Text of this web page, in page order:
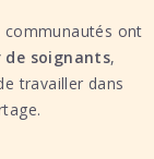
communautés ont
de soignants,
travailler dans